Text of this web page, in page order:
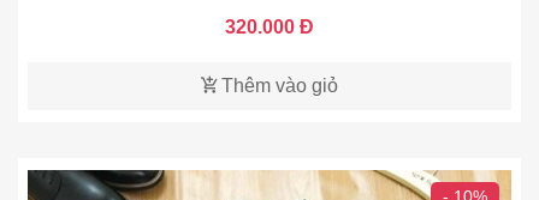
320.000 Đ
Thêm vào giỏ